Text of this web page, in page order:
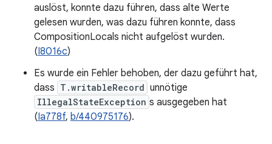
auslöst, konnte dazu führen, dass alte Werte
gelesen wurden, was dazu führen konnte, dass
CompositionLocals nicht aufgelöst wurden.
(I8016c)
Es wurde ein Fehler behoben, der dazu geführt hat,
dass T.writableRecord unnötige
IllegalStateException s ausgegeben hat
(Ia778f, b/440975176).